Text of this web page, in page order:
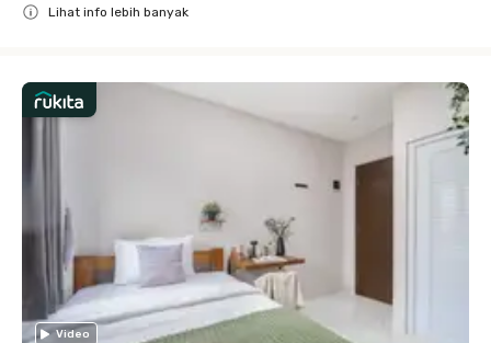
Lihat info lebih banyak
Video